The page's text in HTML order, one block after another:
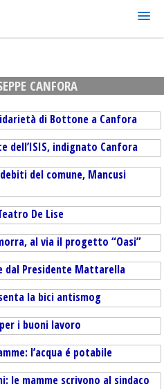
CANFORA
di Bottone a Canfora
dell’ISIS, indignato Canfora
del comune, Mancusi
De Lise
al via il progetto “Oasi”
dal Presidente Mattarella
la bici antismog
i buoni lavoro
l’acqua é potabile
le mamme scrivono al sindaco